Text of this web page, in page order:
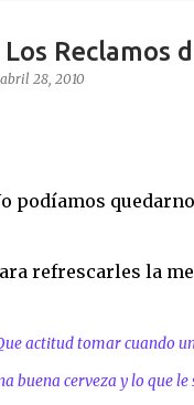
Reclamos
abril 28, 2010
podíamos
refrescarles la
actitud tomar cuando
buena cerveza y lo que